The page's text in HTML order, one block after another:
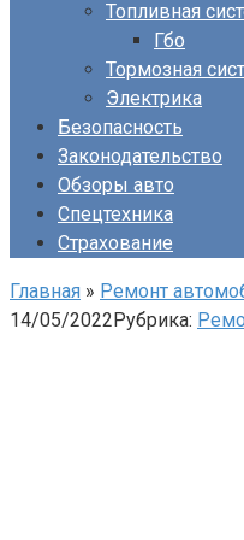
Топливная
Гбо
Тормозная
Электрика
Безопасность
Законодательство
Обзоры авто
Спецтехника
Страхование
Главная » Ремонт
14/05/2022Рубрика: